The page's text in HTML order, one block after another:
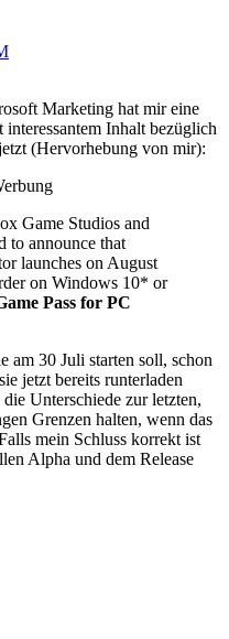
Marketing hat mir eine
Inhalt bezüglich
(Hervorhebung von mir):
Game Studios and
to announce that
launches on August
on Windows 10* or
Pass for PC
am 30 Juli starten soll, schon
jetzt bereits runterladen
Unterschiede zur letzten,
Grenzen halten, wenn das
mein Schluss korrekt ist
Alpha und dem Release